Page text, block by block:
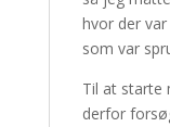
hvor der
som var
Til at starte
derfor